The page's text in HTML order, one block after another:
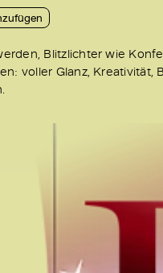
Blitzlichter wie
voller Glanz,